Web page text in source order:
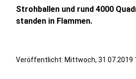
Strohballen und rund 4000
standen in Flammen.
Veröffentlicht: Mittwoch, 31.07.2019